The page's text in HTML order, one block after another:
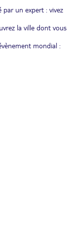
un expert : vivez
la ville dont vous
mondial :